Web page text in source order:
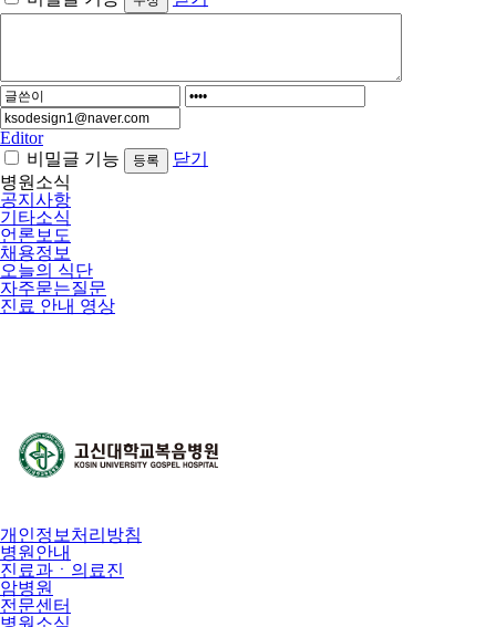
Editor
비밀글 기능
닫기
병원소식
공지사항
기타소식
언론보도
채용정보
오늘의 식단
자주묻는질문
진료 안내 영상
개인정보처리방침
병원안내
진료과ㆍ의료진
암병원
전문센터
병원소식